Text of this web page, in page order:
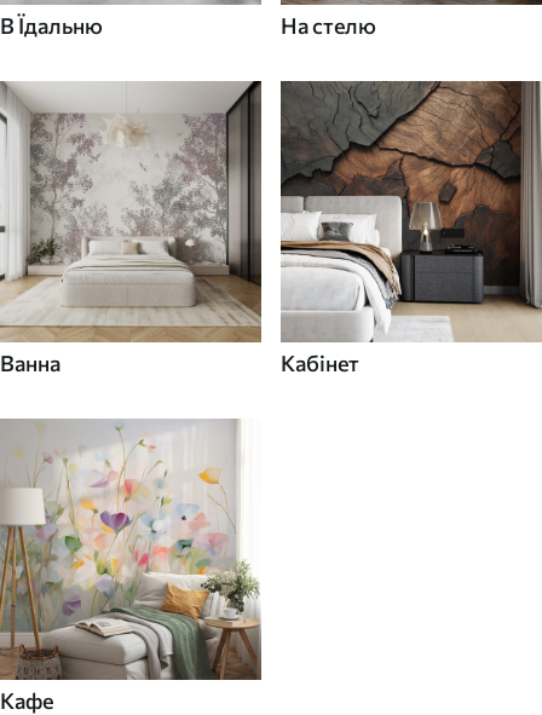
В Їдальню На стелю
Ванна Кабінет
Кафе